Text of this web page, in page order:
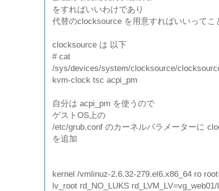
をすればいいわけであり
代替のclocksource を用意すればいいってこ
clocksource は 以下
# cat
/sys/devices/system/clocksource/
kvm-clock tsc acpi_pm
自分は acpi_pm を使うので
ゲストOS上の
/etc/grub.conf のカーネルパラメーターに
を追加
kernel /vmlinuz-2.6.32-279.el6.x86_64 ro
lv_root rd_NO_LUKS